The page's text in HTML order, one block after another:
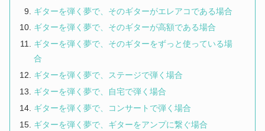
ギターを弾く夢で、そのギターがエレアコである場合
ギターを弾く夢で、そのギターが高額である場合
ギターを弾く夢で、そのギターをずっと使っている場
合
ギターを弾く夢で、ステージで弾く場合
ギターを弾く夢で、自宅で弾く場合
ギターを弾く夢で、コンサートで弾く場合
ギターを弾く夢で、ギターをアンプに繋ぐ場合